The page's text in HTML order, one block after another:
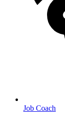
Job Coach